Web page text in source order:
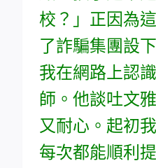
校？」正因為
了詐騙集團設
我在網路上認
師。他談吐文
又耐心。起初
每次都能順利